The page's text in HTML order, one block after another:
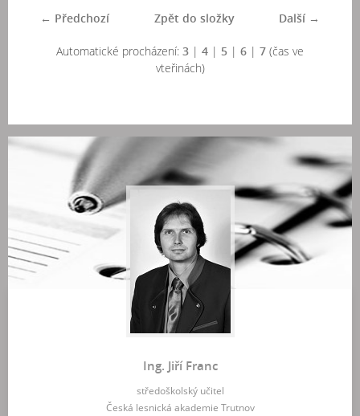
← Předchozí Další →
Zpět do složky
Automatické procházení: 3 | 4 | 5 | 6 | 7 (čas ve
vteřinách)
Ing. Jiří Franc
středoškolský učitel
Česká lesnická akademie Trutnov